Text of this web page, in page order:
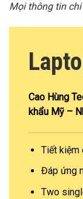
Mọi thông tin
Cao Hùng
khẩu Mỹ –
Tiết kiệm
Đáp ứng
Two